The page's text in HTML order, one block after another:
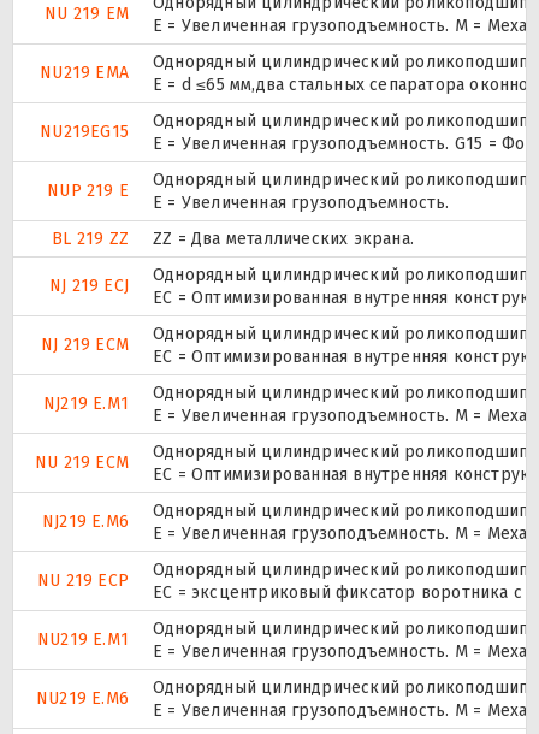
NU 219 EM
E = Увеличенная грузоподъемность. М =
NU219 EMA
Однорядный цилиндрический
E = d ≤65 мм,два стальных сепаратора
NU219EG15
Однорядный цилиндрический
E = Увеличенная грузоподъемность. G15 =
NUP 219 E
Однорядный цилиндрический
Е = Увеличенная грузоподъемность.
BL 219 ZZ
ZZ = Два металлических экрана.
NJ 219 ECJ
Однорядный цилиндрический
EC = Оптимизированная внутренняя
NJ 219 ECM
Однорядный цилиндрический
EC = Оптимизированная внутренняя
NJ219 E.M1
Однорядный цилиндрический
E = Увеличенная грузоподъемность. М =
NU 219 ECM
Однорядный цилиндрический
EC = Оптимизированная внутренняя
NJ219 E.M6
Однорядный цилиндрический
E = Увеличенная грузоподъемность. М =
NU 219 ECP
Однорядный цилиндрический
ЕС = эксцентриковый фиксатор воротника с
NU219 E.M1
Однорядный цилиндрический
E = Увеличенная грузоподъемность. М =
NU219 E.M6
Однорядный цилиндрический
E = Увеличенная грузоподъемность. М =